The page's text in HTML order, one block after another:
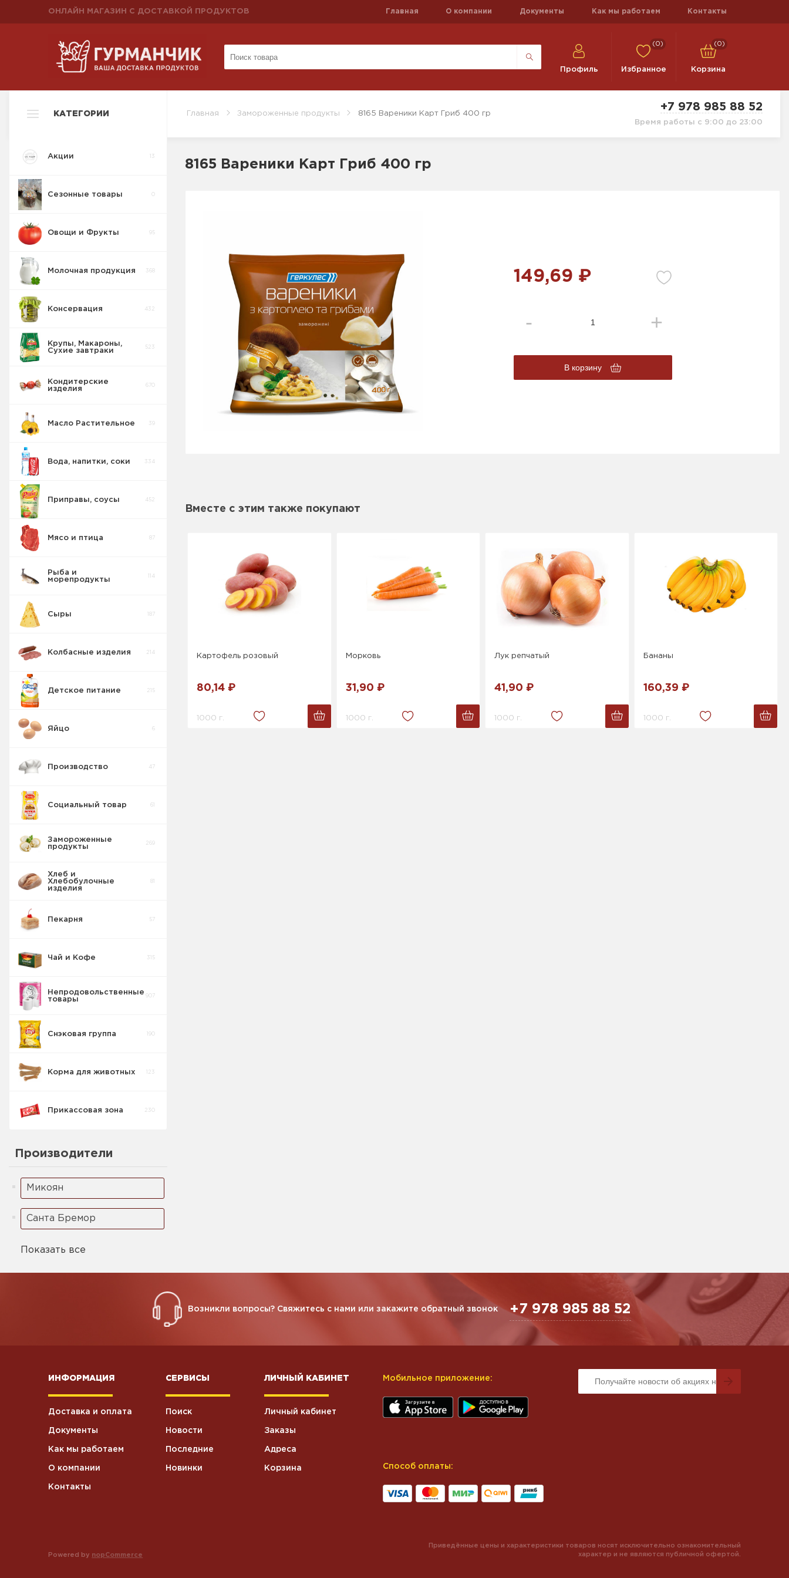
ОНЛАЙН МАГАЗИН С ДОСТАВКОЙ ПРОДУКТОВ Главная О компании Документы Как мы работаем Контакты
Профиль
(0)
Избранное
(0)
Корзина
Главная Замороженные продукты 8165 Вареники Карт Гриб 400 гр
+7 978 985 88 52
Время работы с 9:00 до 23:00
КАТЕГОРИИ
Акции 13
Сезонные товары
Овощи и Фрукты 95
Молочная продукция 368
Консервация 432
Крупы, Макароны,
Сухие завтраки
523
Кондитерские
изделия
670
Масло Растительное 39
Вода, напитки, соки 334
Приправы, соусы 452
Мясо и птица 87
Рыба и
морепродукты
114
Сыры 187
Колбасные изделия 214
Детское питание 215
Яйцо 6
Производство 47
Социальный товар 61
Замороженные
продукты
269
Мороженое
Крабовые
палочки
Хлеб и
Хлебобулочные
изделия
81
Пекарня 57
Чай и Кофе 315
Непродовольственные
товары
907
Снэковая группа 190
Корма для животных 123
Прикассовая зона 230
Производители
Микоян
Санта Бремор
Показать все
8165 Вареники Карт Гриб 400 гр
149,69 ₽
В корзину
Вместе с этим также покупают
Картофель розовый
80,14 ₽
1000 г.
Морковь
31,90 ₽
1000 г.
Лук репчатый
41,90 ₽
1000 г.
Бананы
160,39 ₽
1000 г.
Возникли вопросы? Свяжитесь с нами или закажите обратный звонок +7 978 985 88 52
ИНФОРМАЦИЯ
Доставка и оплата
Документы
Как мы работаем
О компании
Контакты
СЕРВИСЫ
Поиск
Новости
Последние
Новинки
ЛИЧНЫЙ КАБИНЕТ
Личный кабинет
Заказы
Адреса
Корзина
Мобильное приложение:
Способ оплаты:
Powered by nopCommerce
Приведённые цены и характеристики товаров носят исключительно ознакомительный
характер и не являются публичной офертой.